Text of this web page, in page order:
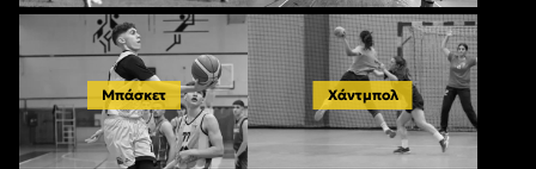
Μπάσκετ Χάντμπολ